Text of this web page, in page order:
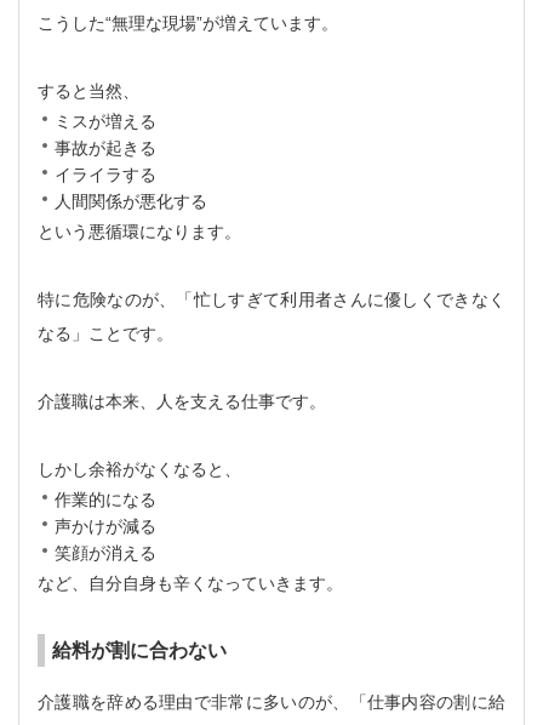
こうした“無理な現場”が増えています。
すると当然、
ミスが増える
事故が起きる
イライラする
人間関係が悪化する
という悪循環になります。
特に危険なのが、「忙しすぎて利用者さんに優しくできなく
なる」ことです。
介護職は本来、人を支える仕事です。
しかし余裕がなくなると、
作業的になる
声かけが減る
笑顔が消える
など、自分自身も辛くなっていきます。
給料が割に合わない
介護職を辞める理由で非常に多いのが、「仕事内容の割に給